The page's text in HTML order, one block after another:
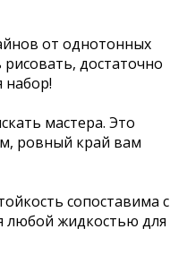
от однотонных
достаточно
мастера. Это
ровный край вам
сопоставима с
любой жидкостью для